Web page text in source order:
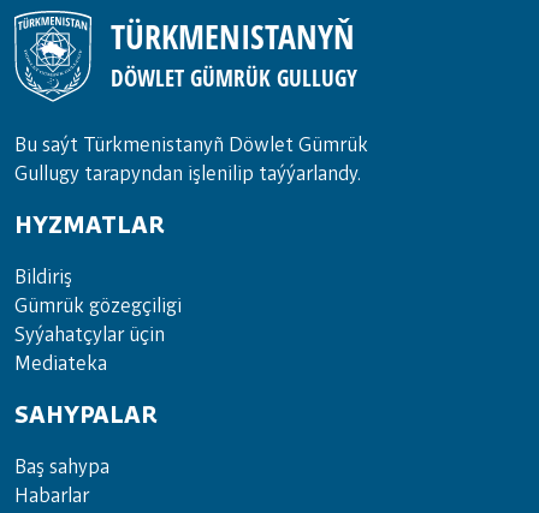
TÜRKMENISTANYŇ
DÖWLET GÜMRÜK GULLUGY
Bu saýt Türkmenistanyñ Döwlet Gümrük
Gullugy tarapyndan işlenilip taýýarlandy.
HYZMATLAR
Bil­di­riş
Güm­rük gö­zeg­çi­li­gi
Sy­ýa­hat­çy­lar ü­çin
Media­teka
SAHYPALAR
Baş sahypa
Habarlar